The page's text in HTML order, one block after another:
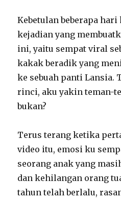
Kebetulan beberapa
kejadian yang
ini, yaitu sempat viral
kakak beradik yang
ke sebuah panti Lansia.
rinci, aku yakin teman-
bukan?
Terus terang ketika
video itu, emosi ku
seorang anak yang
dan kehilangan orang
tahun telah berlalu,